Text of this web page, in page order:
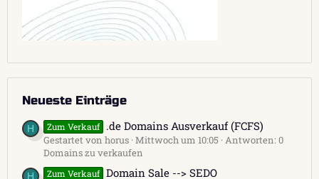
Neueste Einträge
H Zum Verkauf .de Domains Ausverkauf (FCFS)
Gestartet von horus Mittwoch um 10:05 Antworten: 0
Domains zu verkaufen
H Zum Verkauf Domain Sale --> SEDO